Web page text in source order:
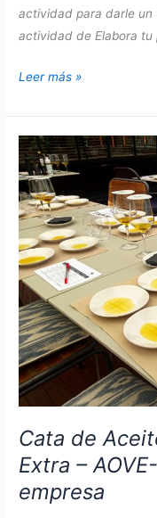
actividad para darle un
actividad de Elabora tu
Elabora
propio
Vino
en
el
Estadio
Santiago
Bernabéu
Leer más »
Cata de
Extra –
empresa